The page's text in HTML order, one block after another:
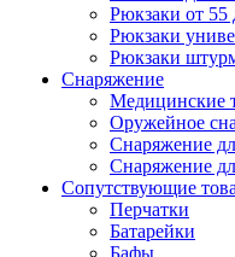
Рюкзаки от 55
Рюкзаки
Рюкзаки
Снаряжение
Медицинские
Оружейное
Снаряжение
Снаряжение
Сопутствующие
Перчатки
Батарейки
Бафы